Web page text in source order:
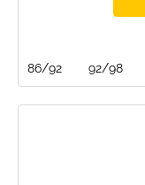
86/92 92/98